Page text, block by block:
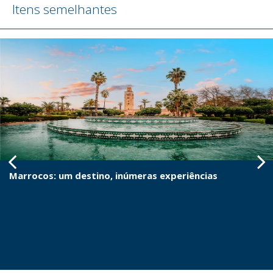
Itens semelhantes
Marrocos: um destino, inúmeras experiências